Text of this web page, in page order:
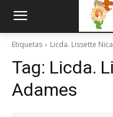
Etiquetas Licda. Lissette
Tag: Licda.
Adames